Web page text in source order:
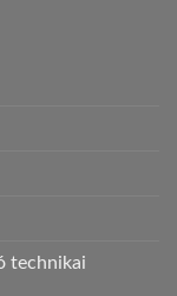
technikai